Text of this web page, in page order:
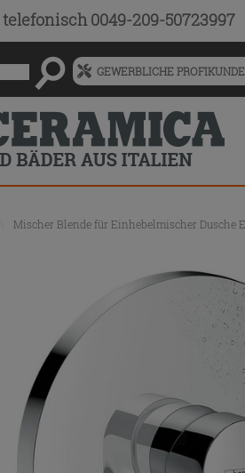
telefonisch 0049-209-50723997
Menü
für
vorgeschlagenen
Siteinhalt
und
Suchprotokoll
Suche GEWERBLICHE
Mischer Blende für Einhebelmischer Dusche